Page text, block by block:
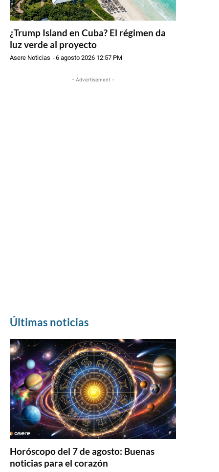
¿Trump Island en Cuba? El régimen da
luz verde al proyecto
Asere Noticias -6 agosto 2026 12:57 PM
- Advertisement -
Últimas noticias
Horóscopo del 7 de agosto: Buenas
noticias para el corazón